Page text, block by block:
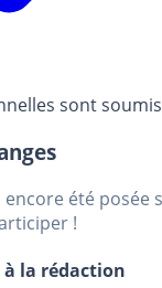
sont
été posée
!
la rédaction